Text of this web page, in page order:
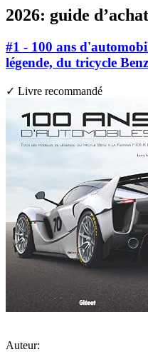
2026: guide d’achat
#1 - 100 ans
légende, du tricycle
✓ Livre recommandé
Auteur: